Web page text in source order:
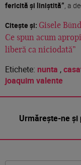
fericită și liniștită”, a
Citește și: Gisele
Ce spun acum
liberă ca niciodată”
Etichete: nunta ,
joaquim valente
Urmărește-ne și